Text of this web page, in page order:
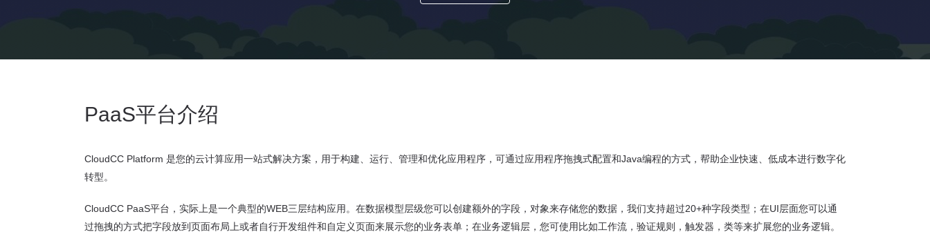
PaaS平台介绍
CloudCC Platform 是您的云计算应用一站式解决方案，用于构建、运行、管理和优化应用程序，可通过应用程序拖拽式配置和Java编程的方式，帮助企业快速、低成本进行数字化
转型。
CloudCC PaaS平台，实际上是一个典型的WEB三层结构应用。在数据模型层级您可以创建额外的字段，对象来存储您的数据，我们支持超过20+种字段类型；在UI层面您可以通
过拖拽的方式把字段放到页面布局上或者自行开发组件和自定义页面来展示您的业务表单；在业务逻辑层，您可使用比如工作流，验证规则，触发器，类等来扩展您的业务逻辑。